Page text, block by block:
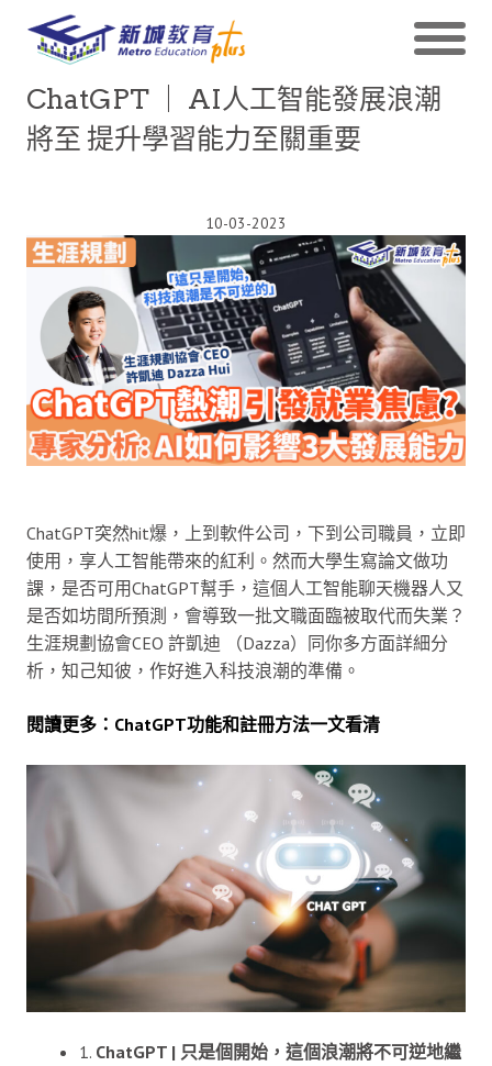
ChatGPT ｜ AI人工智能發展浪潮
將至 提升學習能力至關重要
10-03-2023
ChatGPT突然hit爆，上到軟件公司，下到公司職員，立即
使用，享人工智能帶來的紅利。然而大學生寫論文做功
課，是否可用ChatGPT幫手，這個人工智能聊天機器人又
是否如坊間所預測，會導致一批文職面臨被取代而失業？
生涯規劃協會CEO 許凱迪 （Dazza）同你多方面詳細分
析，知己知彼，作好進入科技浪潮的準備。
閱讀更多：ChatGPT功能和註冊方法一文看清
1. ChatGPT | 只是個開始，這個浪潮將不可逆地繼